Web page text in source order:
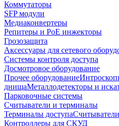
Коммутаторы
SFP модули
Медиаконвертеры
Репитеры и PoE инжекторы
Грозозащита
Аксессуары для сетевого
Системы контроля доступа
Досмотровое оборудование
Прочее оборудование
днищаМеталлодетекторы и
Парковочные системы
Считыватели и терминалы
Терминалы доступа
Контроллеры для СКУД